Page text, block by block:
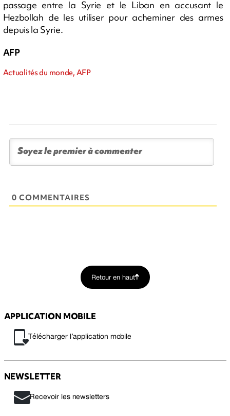
passage entre la Syrie et le Liban en accusant le
Hezbollah de les utiliser pour acheminer des armes
depuis la Syrie.
AFP
Actualités du monde, AFP
0 COMMENTAIRES
Retour en haut
APPLICATION MOBILE
Télécharger l’application mobile
NEWSLETTER
Recevoir les newsletters